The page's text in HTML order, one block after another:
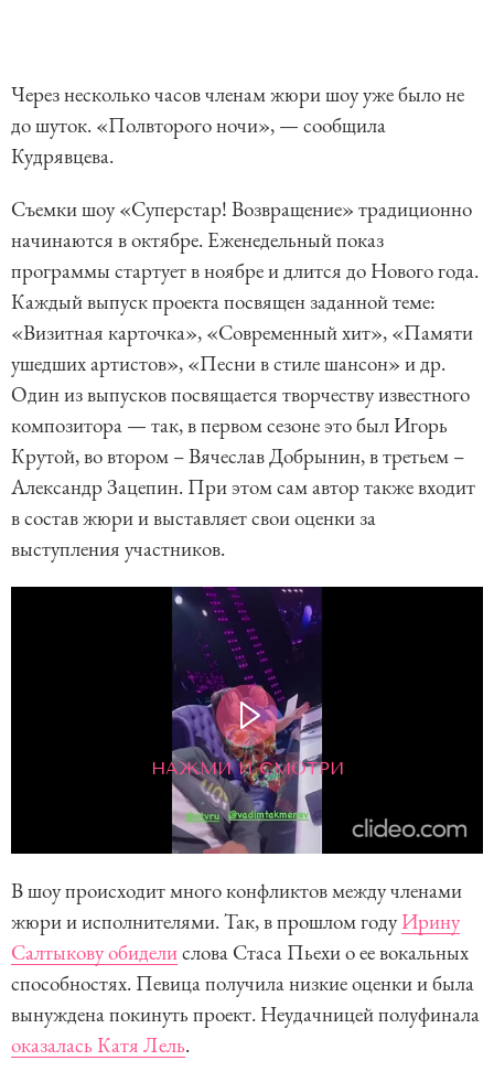
Через несколько часов членам жюри шоу уже было не
до шуток. «Полвторого ночи», — сообщила
Кудрявцева.
Съемки шоу «Суперстар! Возвращение» традиционно
начинаются в октябре. Еженедельный показ
программы стартует в ноябре и длится до Нового года.
Каждый выпуск проекта посвящен заданной теме:
«Визитная карточка», «Современный хит», «Памяти
ушедших артистов», «Песни в стиле шансон» и др.
Один из выпусков посвящается творчеству известного
композитора — так, в первом сезоне это был Игорь
Крутой, во втором – Вячеслав Добрынин, в третьем –
Александр Зацепин. При этом сам автор также входит
в состав жюри и выставляет свои оценки за
выступления участников.
НАЖМИ И СМОТРИ
В шоу происходит много конфликтов между членами
жюри и исполнителями. Так, в прошлом годуИрину
Салтыкову обиделислова Стаса Пьехи о ее вокальных
способностях. Певица получила низкие оценки и была
вынуждена покинуть проект. Неудачницей полуфинала
оказалась Катя Лель.